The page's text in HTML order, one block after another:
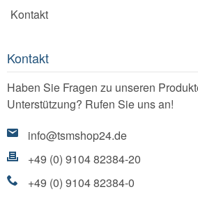
Kontakt
Kontakt
Haben Sie Fragen zu unseren
Unterstützung? Rufen Sie uns an!
info@tsmshop24.de
+49 (0) 9104 82384-20
+49 (0) 9104 82384-0